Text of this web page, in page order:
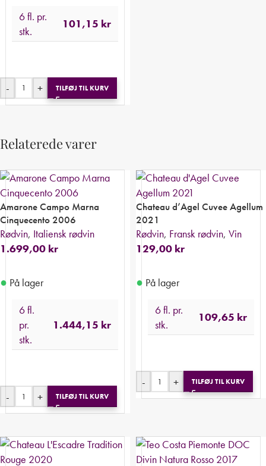
6 fl. pr.
stk.
101,15 kr
- + TILFØJ TIL KURV
Relaterede varer
Amarone Campo Marna
Cinquecento 2006
Rødvin, Italiensk rødvin
1.699,00 kr
● På lager
6 fl.
pr.
stk.
1.444,15 kr
- + TILFØJ TIL KURV
Chateau d’Agel Cuvee Agellum
2021
Rødvin, Fransk rødvin, Vin
129,00 kr
● På lager
6 fl. pr.
stk.
109,65 kr
- + TILFØJ TIL KURV